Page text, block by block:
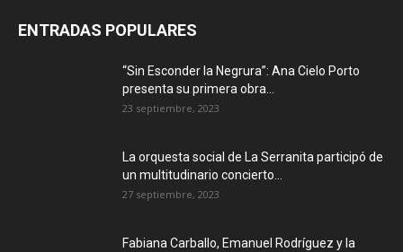
ENTRADAS POPULARES
“Sin Esconder la Negrura”: Ana Cielo Porto
presenta su primera obra...
23 septiembre, 2023
La orquesta social de La Serranita participó de
un multitudinario concierto...
27 septiembre, 2023
Fabiana Carballo, Emanuel Rodríguez y la